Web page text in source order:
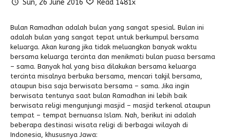
Pengumuman
Karya Siswa
Progresif #37
Padstory
Antologi Puisi 1
Antologi Puisi 2
Antologi Puisi 3
Antologi Puisi 4
Antologi Cerpen B.Inggris
Fasilitas
Eskul
Kegiatan Kemitraan
Bulletin
Padnews
Majalah Progresif
Link Referensi
Event Padmanaba
Penbes 2026
PPDB
Alumni
Sun, 26 June 2016 Read 1481x
Bulan Ramadhan adalah bulan yang sangat spesial. Bulan ini
adalah bulan yang sangat tepat untuk berkumpul bersama
keluarga. Akan kurang jika tidak meluangkan banyak waktu
bersama keluarga tercinta dan menikmati bulan puasa bersama
– sama. Banyak hal yang bisa dilakukan bersama keluarga
tercinta misalnya berbuka bersama, mencari takjil bersama,
ataupun bisa saja berwisata bersama – sama. Jika ingin
berwisata tentunya saat bulan Ramadhan ini lebih baik
berwisata religi mengunjungi masjid – masjid terkenal ataupun
tempat – tempat bernuansa Islam. Nah, berikut ini adalah
beberapa destinasi wisata religi di berbagai wilayah di
Indonesia, khususnya Jawa: